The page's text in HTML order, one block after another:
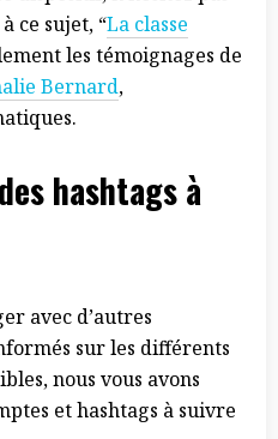
ce sujet, “La classe
les témoignages de
Bernard,
hashtags à
avec d’autres
sur les différents
nous vous avons
et hashtags à suivre